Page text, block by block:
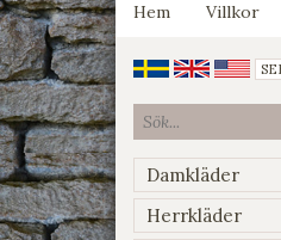
Hem
Villkor
Damkläder
Herrkläder